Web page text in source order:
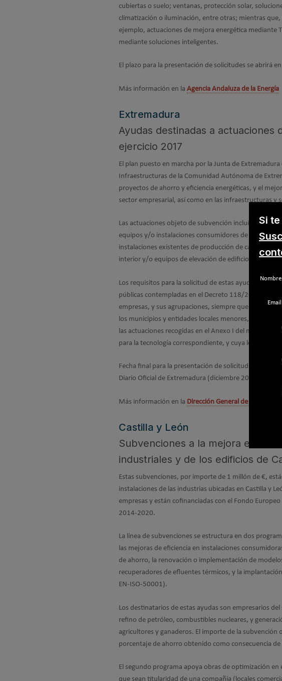
cubiertas o suelo; ventanas, protección solar,
climatización o iluminación, entre otras; mientras
ejemplo, actuaciones de mejora energética mediante
mediante soluciones inteligentes.
El plazo para la presentación de solicitudes se abrirá
Más información en la Agencia Andaluza de la Energía
Extremadura
Ayudas destinadas a
ejercicio 2017
El plan puesto en marcha por la Junta de
Infraestructuras de la Comunidad Autónoma de
proyectos de ahorro y eficiencia energéticas, y el
sector empresarial, así como en las infraestructuras
Las actuaciones objeto de subvención incluidas en el
equipos y/o instalaciones consumidores de energía
instalaciones existentes de producción de calor y frío,
interior y/o equipos de elevación de edificios
Los requisitos para la solicitud de estas ayudas
públicas contempladas en el Decreto 118/2016, de
empresas, y sus agrupaciones, siempre que
los municipios y entidades locales menores, así
las actuaciones recogidas en el Anexo I del mismo
para la tecnología correspondiente, y cuya
Fecha final para la presentación de solicitudes: cuatro
Diario Oficial de Extremadura (diciembre 2016) o
Más información en la Dirección General de Industria,
Castilla y León
Subvenciones a la mejora en la
industriales y de los edificios de
Estas subvenciones, por importe de 1 millón de €,
instalaciones de las industrias ubicadas en Castilla y
empresas y están cofinanciadas con el Fondo
2014-2020.
La línea de subvenciones se estructura en dos
las mejoras de eficiencia en instalaciones
de ahorro, la renovación o implementación de
recuperadores de efluentes térmicos, y la
EN-ISO-50001).
Los destinatarios de estas ayudas son empresarios
refino de petróleo, combustibles nucleares, y
agricultores y ganaderos. El importe de la subvención
porcentaje de ahorro obtenido como consecuencia de
El segundo programa apoya obras de optimización
que sean titularidad de una compañía (locales
Si
Nombre
Email